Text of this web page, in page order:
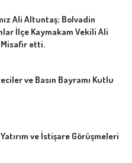
Ali Altuntaş; Bolvadin
İlçe Kaymakam Vekili Ali
Misafir etti.
ve Basın Bayramı Kutlu
ve İstişare Görüşmeleri